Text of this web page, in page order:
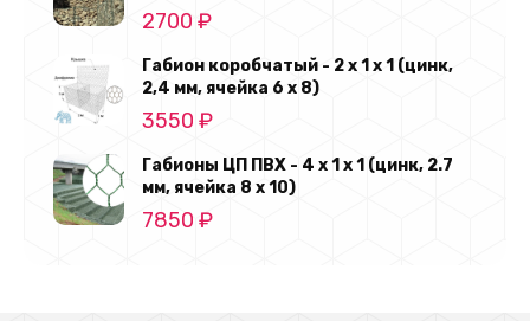
2700 ₽
Габион коробчатый - 2 х 1 х 1 (цинк,
2,4 мм, ячейка 6 х 8)
3550 ₽
Габионы ЦП ПВХ - 4 х 1 х 1 (цинк, 2.7
мм, ячейка 8 х 10)
7850 ₽